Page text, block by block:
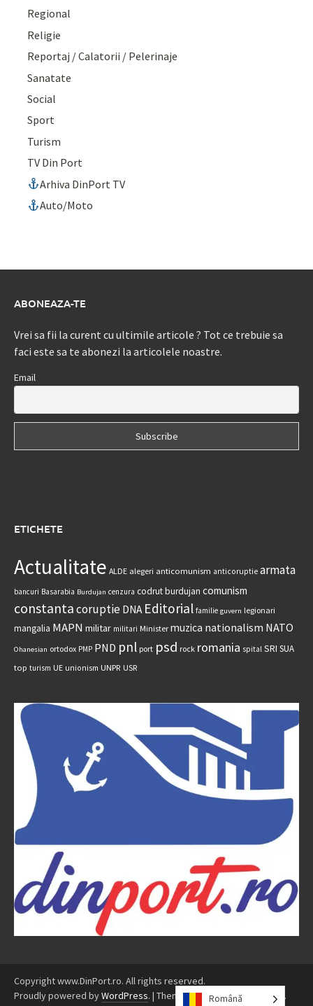
Regional
Religie
Reportaj / Calatorii / Pelerinaje
Sanatate
Social
Sport
Turism
TV Din Port
Arhiva DinPort TV
Auto/Moto
ABONEAZA-TE
Vrei sa fii la curent cu ultimile articole ? Tot ce trebuie sa
faci este sa te abonezi la articolele noastre.
Email
ETICHETE
Actualitate ALDE alegeri anticomunism anticoruptie armata
bancuri Basarabia Burdujan cenzura codrut burdujan comunism
constantacoruptie DNA Editorial familie guvern legionari
mangalia MAPN militar militari Minister muzica nationalism NATO
Ohanesian ortodox PMP PND pnl port psd rock romania spital SRI SUA
top turism UE unionism UNPR USR
Copyright www.DinPort.ro. All rights reserved.
Proudly powered byWordPress. | Theme: Awaken byThemezHut .
Română